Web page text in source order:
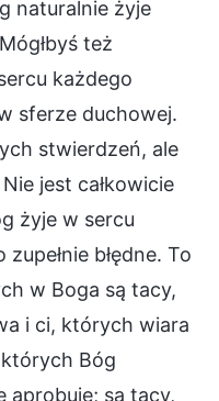
naturalnie żyje
też
każdego
sferze duchowej.
stwierdzeń, ale
jest całkowicie
żyje w sercu
błędne. To
w Boga są tacy,
i ci, których wiara
Bóg
aprobuje; są tacy,